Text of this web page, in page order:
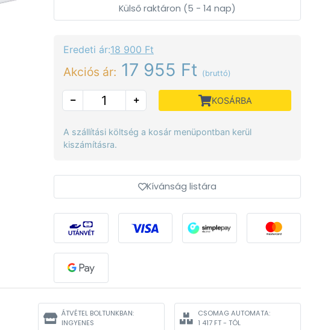
Külső raktáron (5 - 14 nap)
Eredeti ár:18 900 Ft
Akciós ár: 17 955 Ft (bruttó)
KOSÁRBA
A szállítási költség a kosár menüpontban kerül
kiszámításra.
Kívánság listára
ÁTVÉTEL BOLTUNKBAN:
INGYENES
CSOMAG AUTOMATA:
1 417 FT - TÓL